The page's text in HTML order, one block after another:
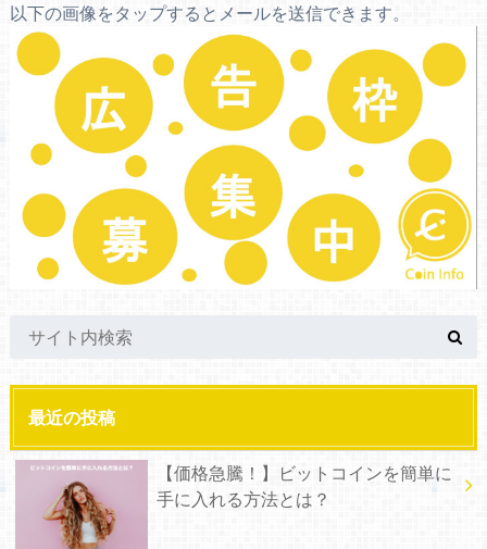
以下の画像をタップするとメールを送信できます。
最近の投稿
【価格急騰！】ビットコインを簡単に
手に入れる方法とは？